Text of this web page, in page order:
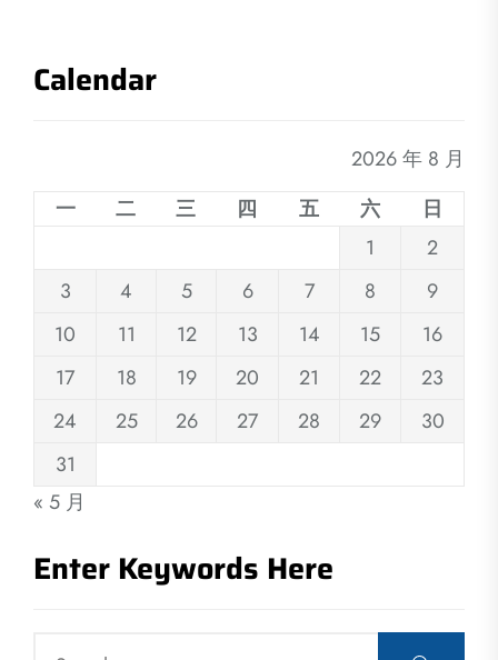
Calendar
2026 年 8 月
一
二 三 四 五 六
日
1
2
3
4 5 6 7 8
9
10
11 12 13 14 15
16
17
18 19 20 21 22
23
24
25 26 27 28 29
30
31
« 5 月
Enter Keywords Here